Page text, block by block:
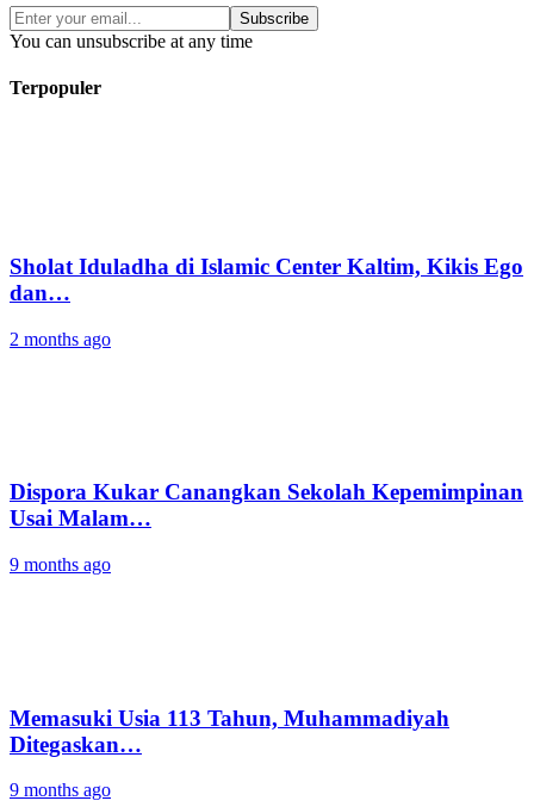
Subscribe
You can unsubscribe at any time
Terpopuler
Sholat Iduladha di Islamic Center Kaltim, Kikis Ego
dan…
2 months ago
Dispora Kukar Canangkan Sekolah Kepemimpinan
Usai Malam…
9 months ago
Memasuki Usia 113 Tahun, Muhammadiyah
Ditegaskan…
9 months ago